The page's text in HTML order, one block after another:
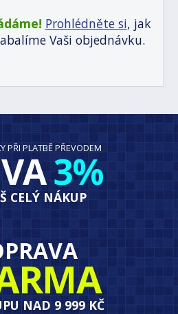
Prohlédněte si, jak
Vaši objednávku.
PŘI PLATBĚ PŘEVODEM
3%
CELÝ NÁKUP
NAD 9 999 KČ